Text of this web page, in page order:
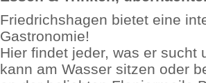
Friedrichshagen bietet eine
Gastronomie!
Hier findet jeder, was er sucht
kann am Wasser sitzen oder